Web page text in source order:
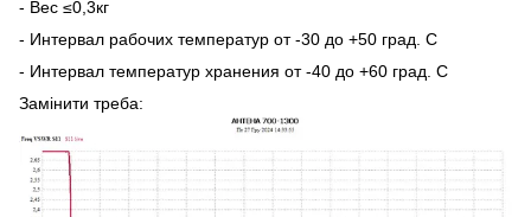
- Вес ≤0,3кг
- Интервал рабочих температур от -30 до +50 град. С
- Интервал температур хранения от -40 до +60 град. С
Замінити треба: